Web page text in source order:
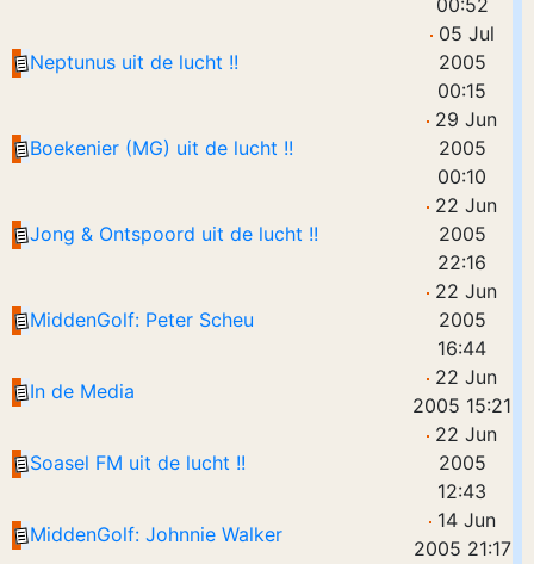
00:52
Neptunus uit de lucht !!
05 Jul
2005
00:15
Boekenier (MG) uit de lucht !!
29 Jun
2005
00:10
Jong & Ontspoord uit de lucht !!
22 Jun
2005
22:16
MiddenGolf: Peter Scheu
22 Jun
2005
16:44
In de Media
22 Jun
2005 15:21
Soasel FM uit de lucht !!
22 Jun
2005
12:43
MiddenGolf: Johnnie Walker
14 Jun
2005 21:17